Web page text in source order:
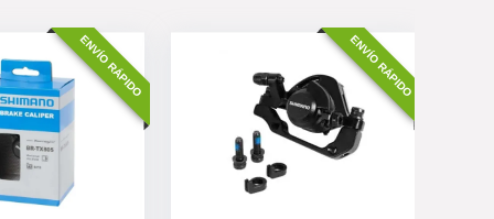
ENVÍO RÁPIDO ENVÍO RÁPIDO